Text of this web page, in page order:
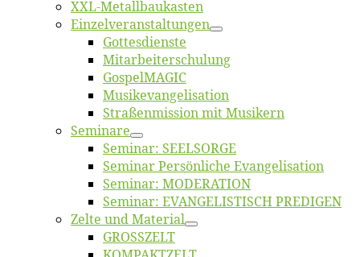
XXL-Me­­tal­l­­bau­­kas­­ten
Einzelver­an­stal­tungen
Got­tes­diens­te
Mitarbeiter­schulung
Gos­pel­MA­GIC
Musikevan­ge­li­sa­tion
Straßenmis­sion mit Musikern
Se­mi­na­re
Se­mi­nar: SEELSORGE
Se­mi­nar Per­sön­li­che Evangelisation
Se­mi­nar: MODERATION
Se­mi­nar: EVANGELISTISCH PREDIGEN
Zel­te und Material
GROSSZELT